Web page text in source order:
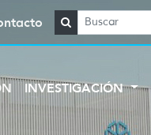
INVESTIGACIÓN